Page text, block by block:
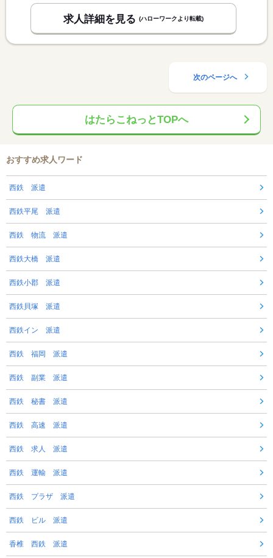
求人詳細を見る (ハローワークより転載)
次のページへ
はたらこねっとTOPへ
おすすめ求人ワード
西鉄 派遣
西鉄平尾 派遣
西鉄 物流 派遣
西鉄大橋 派遣
西鉄小郡 派遣
西鉄貝塚 派遣
西鉄イン 派遣
西鉄 福岡 派遣
西鉄 副業 派遣
西鉄 秘書 派遣
西鉄 高速 派遣
西鉄 求人 派遣
西鉄 運輸 派遣
西鉄 プラザ 派遣
西鉄 ビル 派遣
香椎 西鉄 派遣